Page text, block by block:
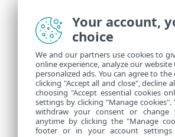
Your account,
choice
We and our partners use cookies to
online experience, analyze our
personalized ads. You can agree to
clicking "Accept all and close", decline
choosing "Accept essential cookies
settings by clicking "Manage
withdraw your consent or change
anytime by clicking the "Manage
footer or in your account settings